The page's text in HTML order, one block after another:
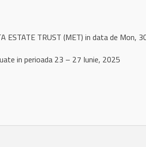
TRUST (MET) in data de Mon,
in perioada 23 – 27 Iunie, 2025